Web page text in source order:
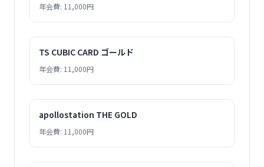
年会費: 11,000円
TS CUBIC CARD ゴールド
年会費: 11,000円
apollostation THE GOLD
年会費: 11,000円